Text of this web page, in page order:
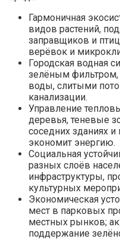
Гармоничная
видов растений,
заправщиков и
верёвок и
Городская водная
зелёным
воды, слитыми
канализации.
Управление
деревья, теневые
соседних зданиях
экономит энергию.
Социальная
разных слоёв
инфраструктуры,
культурных
Экономическая
мест в парковых
местных рынков;
поддержание